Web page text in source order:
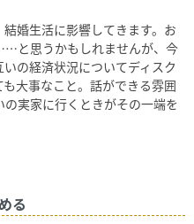
婚生活に影響してきます。お
と思うかもしれませんが、今
の経済状況についてディスク
大事なこと。話ができる雰囲
実家に行くときがその一端を
る